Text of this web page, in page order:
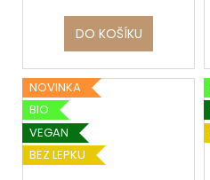
DO KOŠÍKU
NOVINKA
BIO
VEGAN
BEZ LEPKU